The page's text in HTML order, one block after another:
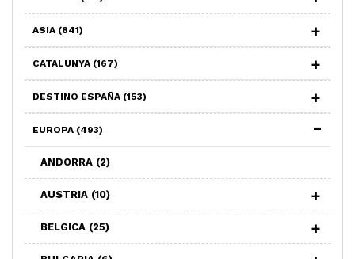
ASIA (841)
CATALUNYA (167)
DESTINO ESPAÑA (153)
EUROPA (493)
ANDORRA (2)
AUSTRIA (10)
BELGICA (25)